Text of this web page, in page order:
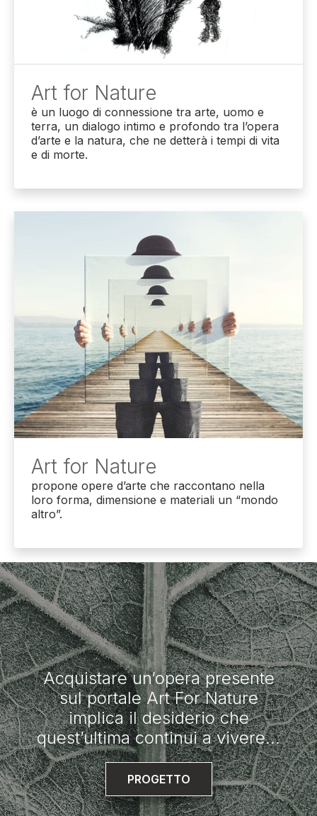
Art for Nature
è un luogo di connessione tra arte, uomo e
terra, un dialogo intimo e profondo tra l’opera
d’arte e la natura, che ne detterà i tempi di vita
e di morte.
Art for Nature
propone opere d’arte che raccontano nella
loro forma, dimensione e materiali un “mondo
altro”.
Acquistare un’opera presente
sul portale Art For Nature
implica il desiderio che
quest’ultima continui a vivere...
PROGETTO